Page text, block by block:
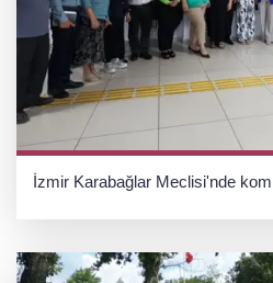
İzmir Karabağlar Meclisi'nde